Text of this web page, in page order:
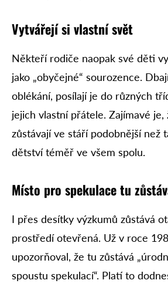
Vytvářejí si vlastní svět
Někteří rodiče naopak své děti
jako „obyčejné“ sourozence.
oblékání, posílají je do různých
jejich vlastní přátele. Zajímavé
zůstávají ve stáří podobnější než
dětství téměř ve všem spolu.
Místo pro spekulace tu
I přes desítky výzkumů zůstává
prostředí otevřená. Už v roce
upozorňoval, že tu zůstává
spoustu spekulací“. Platí to